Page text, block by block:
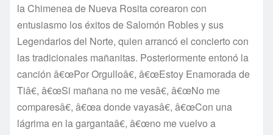
la Chimenea de Nueva Rosita corearon con
entusiasmo los éxitos de Salomón Robles y sus
Legendarios del Norte, quien arrancó el concierto con
las tradicionales mañanitas. Posteriormente entonó la
canción â€œPor Orgulloâ€, â€œEstoy Enamorada de
Tiâ€, â€œSi mañana no me vesâ€, â€œNo me
comparesâ€, â€œa donde vayasâ€, â€œCon una
lágrima en la gargantaâ€, â€œno me vuelvo a